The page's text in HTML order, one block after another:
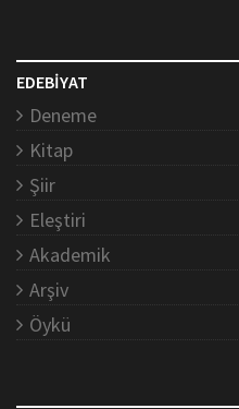
EDEBİYAT
Deneme
Kitap
Şiir
Eleştiri
Akademik
Arşiv
Öykü